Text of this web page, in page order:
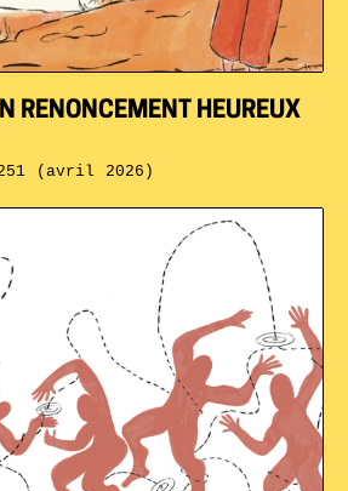
RENONCEMENT HEUREUX
(avril 2026)